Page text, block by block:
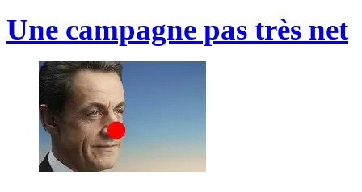
Une campagne pas très net